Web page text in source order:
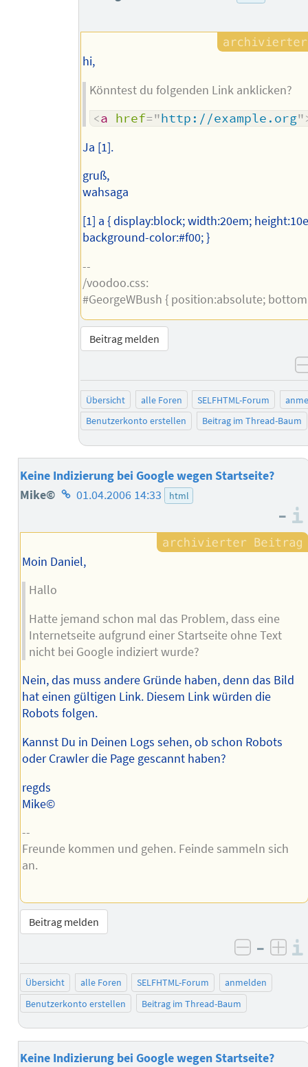
Autors
hi,
Könntest du folgenden Link anklicken?
<a href="http://example.org"
Ja [1].
gruß,
wahsaga
[1] a { display:block; width:20em;
background-color:#f00; }
--
/voodoo.css:
#GeorgeWBush { position:absolute;
Beitrag melden
Übersicht alle Foren SELFHTML-Forum
Benutzerkonto erstellen
Beitrag im Thread-Baum
Keine Indizierung bei Google wegen Startseite?
Mike© Homepage
Autors
01.04.2006 14:33 html
–
Moin Daniel,
Hallo
Hatte jemand schon mal das Problem, dass eine
Internetseite aufgrund einer Startseite ohne Text
nicht bei Google indiziert wurde?
Nein, das muss andere Gründe haben, denn das Bild
hat einen gültigen Link. Diesem Link würden die
Robots folgen.
Kannst Du in Deinen Logs sehen, ob schon Robots
oder Crawler die Page gescannt haben?
regds
Mike©
--
Freunde kommen und gehen. Feinde sammeln sich
an.
Beitrag melden
negativ
–
Übersicht alle Foren SELFHTML-Forum
anmelden
Benutzerkonto erstellen
Beitrag im Thread-Baum
Keine Indizierung bei Google wegen Startseite?